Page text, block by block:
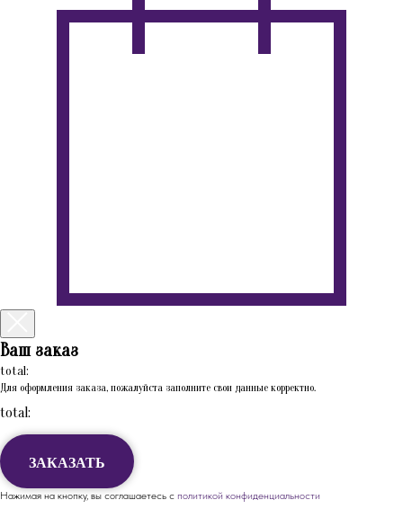
Ваш заказ
total:
Для оформления заказа, пожалуйста заполните свои данные корректно.
total:
ЗАКАЗАТЬ
Нажимая на кнопку, вы соглашаетесь с политикой конфиденциальности